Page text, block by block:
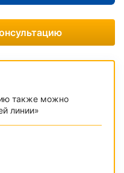
также можно
линии»